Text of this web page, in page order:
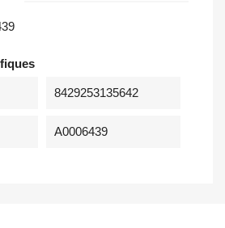
8429253135642
A0006439